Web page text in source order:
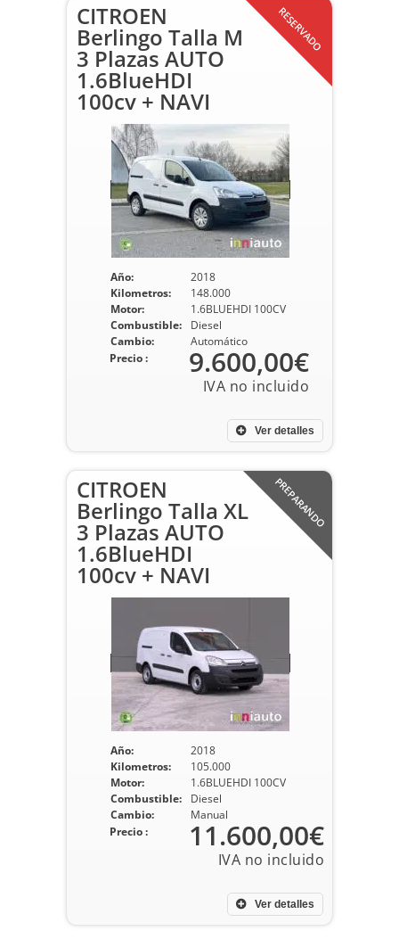
RESERVADO
CITROEN
Berlingo Talla M
3 Plazas AUTO
1.6BlueHDI
100cv + NAVI
Año:
2018
Kilometros:
148.000
Motor:
1.6BLUEHDI 100CV
Combustible:
Diesel
Cambio:
Automático
Ver detalles
Precio : 9.600,00€
PREPARANDO
CITROEN
Berlingo Talla XL
3 Plazas AUTO
1.6BlueHDI
100cv + NAVI
Año:
2018
Kilometros:
105.000
Motor:
1.6BLUEHDI 100CV
Combustible:
Diesel
Cambio:
Manual
Ver detalles
Precio : 11.600,00€